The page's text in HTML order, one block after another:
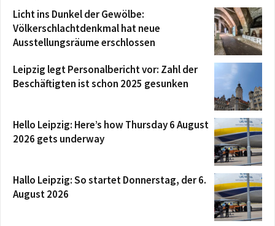
Licht ins Dunkel der Gewölbe:
Völkerschlachtdenkmal hat neue
Ausstellungsräume erschlossen
Leipzig legt Personalbericht vor: Zahl der
Beschäftigten ist schon 2025 gesunken
Hello Leipzig: Here’s how Thursday 6 August
2026 gets underway
Hallo Leipzig: So startet Donnerstag, der 6.
August 2026